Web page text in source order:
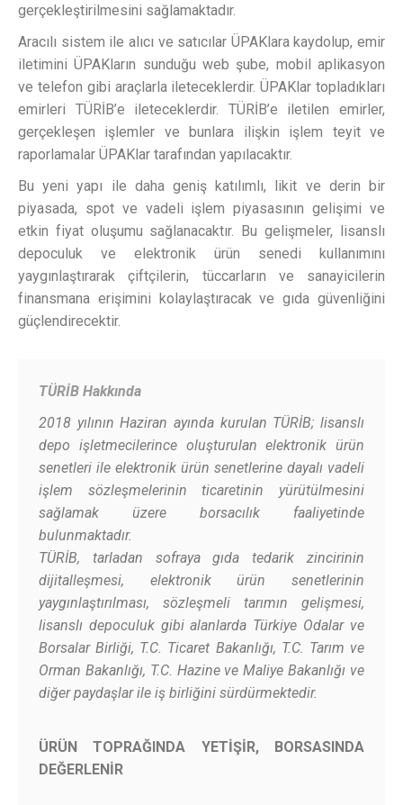
gerçekleştirilmesini sağlamaktadır.
Aracılı sistem ile alıcı ve satıcılar ÜPAKlara kaydolup, emir
iletimini ÜPAKların sunduğu web şube, mobil aplikasyon
ve telefon gibi araçlarla ileteceklerdir. ÜPAKlar topladıkları
emirleri TÜRİB’e ileteceklerdir. TÜRİB’e iletilen emirler,
gerçekleşen işlemler ve bunlara ilişkin işlem teyit ve
raporlamalar ÜPAKlar tarafından yapılacaktır.
Bu yeni yapı ile daha geniş katılımlı, likit ve derin bir
piyasada, spot ve vadeli işlem piyasasının gelişimi ve
etkin fiyat oluşumu sağlanacaktır. Bu gelişmeler, lisanslı
depoculuk ve elektronik ürün senedi kullanımını
yaygınlaştırarak çiftçilerin, tüccarların ve sanayicilerin
finansmana erişimini kolaylaştıracak ve gıda güvenliğini
güçlendirecektir.
TÜRİB Hakkında
2018 yılının Haziran ayında kurulan TÜRİB; lisanslı
depo işletmecilerince oluşturulan elektronik ürün
senetleri ile elektronik ürün senetlerine dayalı vadeli
işlem sözleşmelerinin ticaretinin yürütülmesini
sağlamak üzere borsacılık faaliyetinde
bulunmaktadır.
TÜRİB, tarladan sofraya gıda tedarik zincirinin
dijitalleşmesi, elektronik ürün senetlerinin
yaygınlaştırılması, sözleşmeli tarımın gelişmesi,
lisanslı depoculuk gibi alanlarda Türkiye Odalar ve
Borsalar Birliği, T.C. Ticaret Bakanlığı, T.C. Tarım ve
Orman Bakanlığı, T.C. Hazine ve Maliye Bakanlığı ve
diğer paydaşlar ile iş birliğini sürdürmektedir.
ÜRÜN TOPRAĞINDA YETİŞİR, BORSASINDA
DEĞERLENİR